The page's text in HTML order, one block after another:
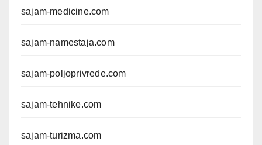
sajam-medicine.com
sajam-namestaja.com
sajam-poljoprivrede.com
sajam-tehnike.com
sajam-turizma.com